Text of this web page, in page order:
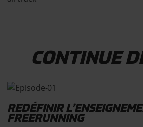
CONTINUE
REDÉFINIR
FREERUNNING